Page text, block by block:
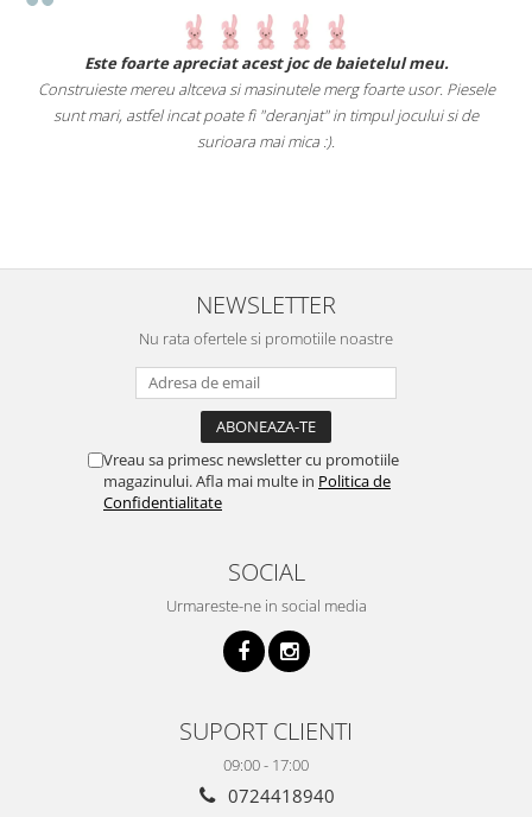
Este foarte apreciat acest joc de baietelul meu.
Construieste mereu altceva si masinutele merg foarte usor. Piesele
sunt mari, astfel incat poate fi "deranjat" in timpul jocului si de
surioara mai mica :).
NEWSLETTER
Nu rata ofertele si promotiile noastre
Vreau sa primesc newsletter cu promotiile
magazinului. Afla mai multe in Politica de
Confidentialitate
SOCIAL
Urmareste-ne in social media
SUPORT CLIENTI
09:00 - 17:00
0724418940